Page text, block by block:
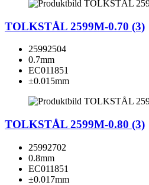
TOLKSTÅL 2599M-0.70 (3)
25992504
0.7mm
EC011851
±0.015mm
TOLKSTÅL 2599M-0.80 (3)
25992702
0.8mm
EC011851
±0.017mm